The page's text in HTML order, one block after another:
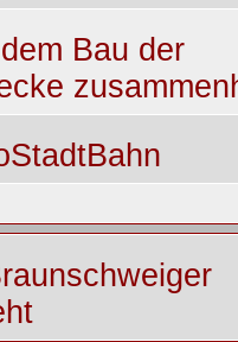
Bau der